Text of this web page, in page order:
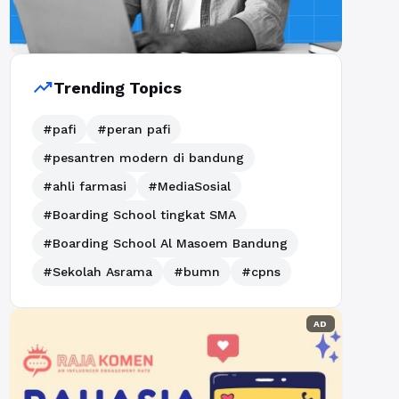
trending_upTrending Topics
#pafi
#peran pafi
#pesantren modern di bandung
#ahli farmasi
#MediaSosial
#Boarding School tingkat SMA
#Boarding School Al Masoem Bandung
#Sekolah Asrama
#bumn #cpns
AD